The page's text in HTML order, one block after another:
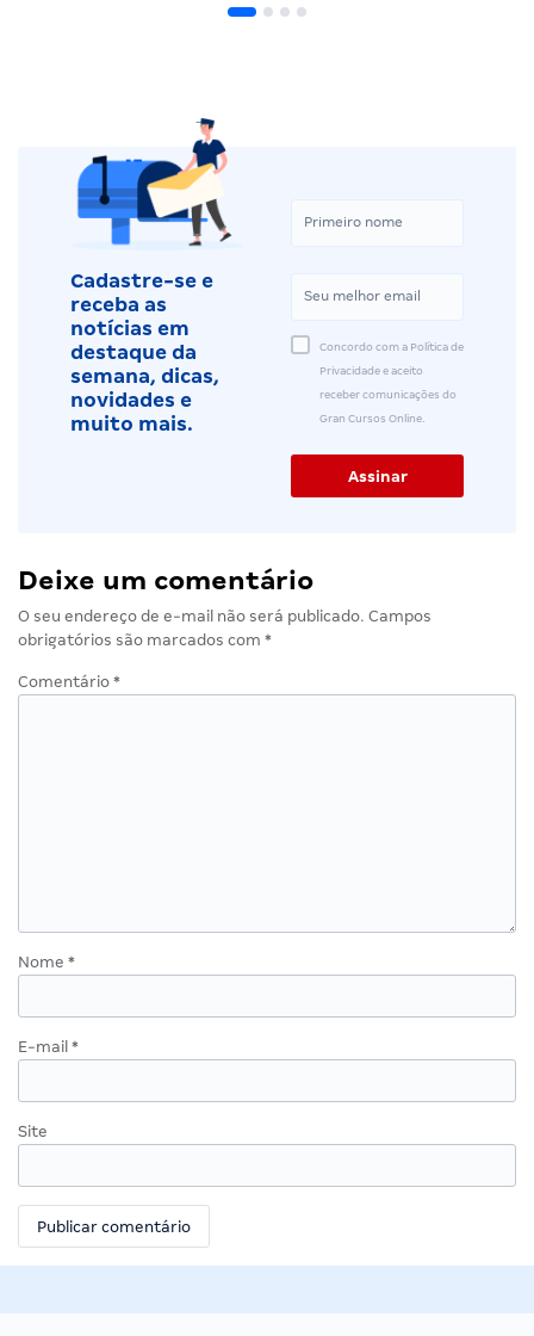
Cadastre-se e
receba as
notícias em
destaque da
semana, dicas,
novidades e
muito mais.
Concordo com a Política de
Privacidade e aceito
receber comunicações do
Gran Cursos Online.
Deixe um comentário
O seu endereço de e-mail não será publicado. Campos
obrigatórios são marcados com *
Comentário *
Nome *
E-mail *
Site